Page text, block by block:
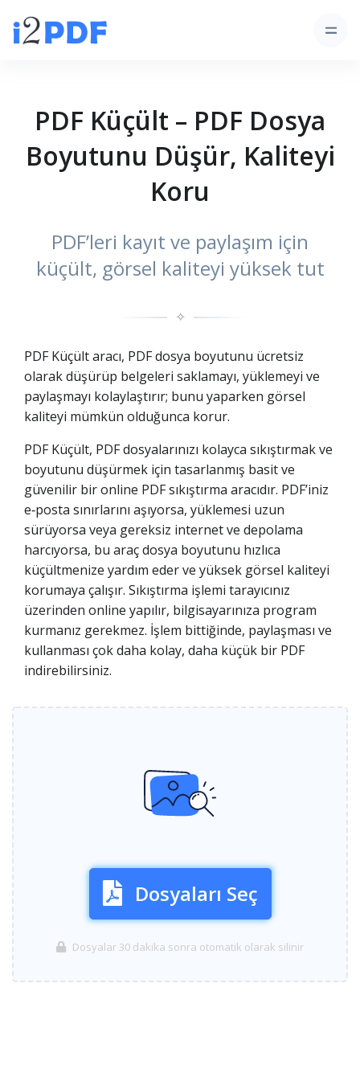
PDF Küçült – PDF Dosya
Boyutunu Düşür, Kaliteyi
Koru
PDF’leri kayıt ve paylaşım için
küçült, görsel kaliteyi yüksek tut
✧
PDF Küçült aracı, PDF dosya boyutunu ücretsiz
olarak düşürüp belgeleri saklamayı, yüklemeyi ve
paylaşmayı kolaylaştırır; bunu yaparken görsel
kaliteyi mümkün olduğunca korur.
PDF Küçült, PDF dosyalarınızı kolayca sıkıştırmak ve
boyutunu düşürmek için tasarlanmış basit ve
güvenilir bir online PDF sıkıştırma aracıdır. PDF’iniz
e‑posta sınırlarını aşıyorsa, yüklemesi uzun
sürüyorsa veya gereksiz internet ve depolama
harcıyorsa, bu araç dosya boyutunu hızlıca
küçültmenize yardım eder ve yüksek görsel kaliteyi
korumaya çalışır. Sıkıştırma işlemi tarayıcınız
üzerinden online yapılır, bilgisayarınıza program
kurmanız gerekmez. İşlem bittiğinde, paylaşması ve
kullanması çok daha kolay, daha küçük bir PDF
indirebilirsiniz.
Dosyaları Seç
Dosyalar 30 dakika sonra otomatik olarak silinir